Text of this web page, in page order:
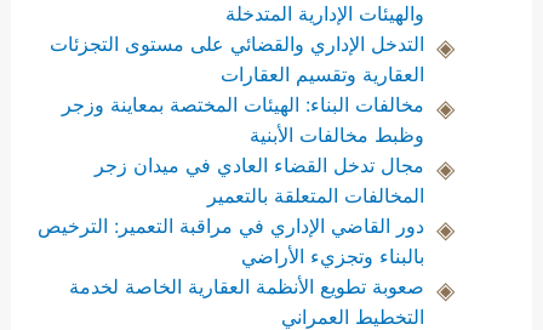
والهيئات الإدارية المتدخلة
التدخل الإداري والقضائي على مستوى التجزئات
العقارية وتقسيم العقارات
مخالفات البناء: الهيئات المختصة بمعاينة وزجر
وظبط مخالفات الأبنية
مجال تدخل القضاء العادي في ميدان زجر
المخالفات المتعلقة بالتعمير
دور القاضي الإداري في مراقبة التعمير: الترخيص
بالبناء وتجزيء الأراضي
صعوبة تطويع الأنظمة العقارية الخاصة لخدمة
التخطيط العمراني